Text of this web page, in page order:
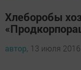
Хлеборобы
автор, 13 июля